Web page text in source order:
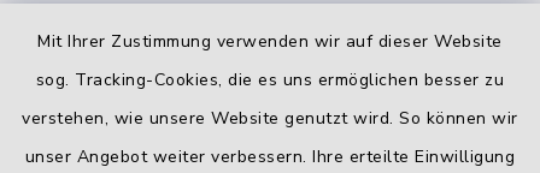
Mit Ihrer Zustimmung verwenden wir auf dieser Website
sog. Tracking-Cookies, die es uns ermöglichen besser zu
verstehen, wie unsere Website genutzt wird. So können wir
unser Angebot weiter verbessern. Ihre erteilte Einwilligung
Freitag:
geschlossen